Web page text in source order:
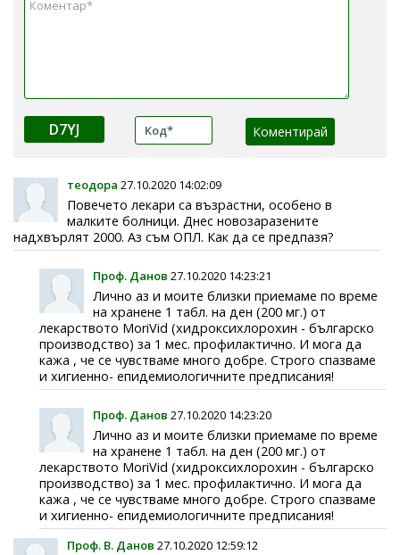
D7YJ
теодора 27.10.2020 14:02:09
Повечето лекари са възрастни, особено в
малките болници. Днес новозаразените
надхвърлят 2000. Аз съм ОПЛ. Как да се предпазя?
Проф. Данов 27.10.2020 14:23:21
Лично аз и моите близки приемаме по време
на хранене 1 табл. на ден (200 мг.) от
лекарството MoriVid (хидроксихлорохин - българско
производство) за 1 мес. профилактично. И мога да
кажа , че се чувстваме много добре. Строго спазваме
и хигиенно- епидемиологичните предписания!
Проф. Данов 27.10.2020 14:23:20
Лично аз и моите близки приемаме по време
на хранене 1 табл. на ден (200 мг.) от
лекарството MoriVid (хидроксихлорохин - българско
производство) за 1 мес. профилактично. И мога да
кажа , че се чувстваме много добре. Строго спазваме
и хигиенно- епидемиологичните предписания!
Проф. В. Данов 27.10.2020 12:59:12